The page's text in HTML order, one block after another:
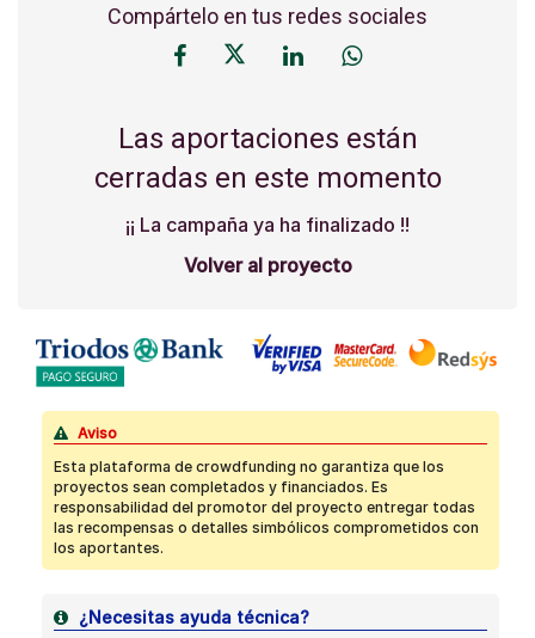
Compártelo en tus redes sociales
Las aportaciones están
cerradas en este momento
¡¡ La campaña ya ha finalizado !!
Volver al proyecto
Aviso
Esta plataforma de crowdfunding no garantiza que los
proyectos sean completados y financiados. Es
responsabilidad del promotor del proyecto entregar todas
las recompensas o detalles simbólicos comprometidos con
los aportantes.
¿Necesitas ayuda técnica?